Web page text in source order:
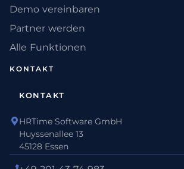
Demo vereinbaren
Partner werden
Alle Funktionen
KONTAKT
KONTAKT
HRTime Software GmbH
Huyssenallee 13
45128 Essen